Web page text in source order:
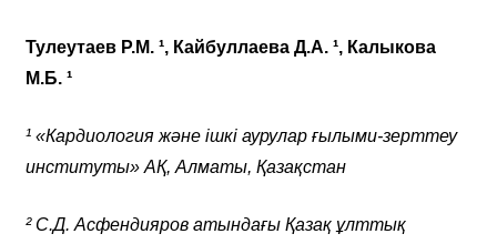
Тулеутаев Р.М. ¹, Кайбуллаева Д.А. ¹, Калыкова
М.Б. ¹
¹ «Кардиология және ішкі аурулар ғылыми-зерттеу
институты» АҚ, Алматы, Қазақстан
² С.Д. Асфендияров атындағы Қазақ ұлттық